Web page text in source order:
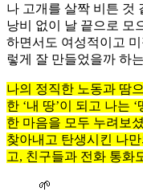
나 고개를 살짝 비튼 것
낭비 없이 날 끝으로 모
하면서도 여성적이고
렇게 잘 만들었을까 하
나의 정직한 노동과 땀
한 ‘내 땅’이 되고 나는
한 마음을 모두 누려보
찾아내고 탄생시킨 나
고, 친구들과 전화 통화
🌱